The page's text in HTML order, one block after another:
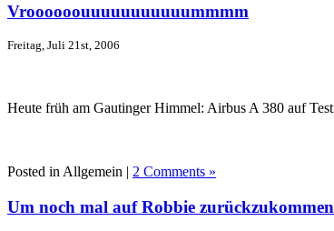
Vroooooouuuuuuuuuuummmm
Freitag, Juli 21st, 2006
Heute früh am Gautinger Himmel: Airbus A 380 auf
Posted in Allgemein | 2 Comments »
Um noch mal auf Robbie zurückzukommen